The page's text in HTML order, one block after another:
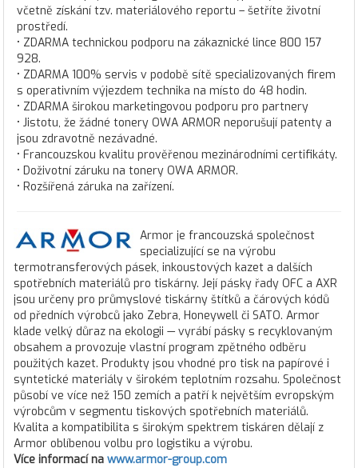
včetně získání tzv. materiálového reportu – šetříte životní
prostředí.
• ZDARMA technickou podporu na zákaznické lince 800 157
928.
• ZDARMA 100% servis v podobě sítě specializovaných firem
s operativním výjezdem technika na místo do 48 hodin.
• ZDARMA širokou marketingovou podporu pro partnery
• Jistotu, že žádné tonery OWA ARMOR neporušují patenty a
jsou zdravotně nezávadné.
• Francouzskou kvalitu prověřenou mezinárodními certifikáty.
• Doživotní záruku na tonery OWA ARMOR.
• Rozšířená záruka na zařízení.
Armor je francouzská společnost
specializující se na výrobu
termotransferových pásek, inkoustových kazet a dalších
spotřebních materiálů pro tiskárny. Její pásky řady OFC a AXR
jsou určeny pro průmyslové tiskárny štítků a čárových kódů
od předních výrobců jako Zebra, Honeywell či SATO. Armor
klade velký důraz na ekologii — vyrábí pásky s recyklovaným
obsahem a provozuje vlastní program zpětného odběru
použitých kazet. Produkty jsou vhodné pro tisk na papírové i
syntetické materiály v širokém teplotním rozsahu. Společnost
působí ve více než 150 zemích a patří k největším evropským
výrobcům v segmentu tiskových spotřebních materiálů.
Kvalita a kompatibilita s širokým spektrem tiskáren dělají z
Armor oblíbenou volbu pro logistiku a výrobu.
Více informací na www.armor-group.com